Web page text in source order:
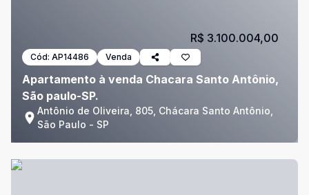
Cód: AP14486 Venda
Apartamento à venda Chacara Santo Antônio,
São paulo-SP.
Antônio de Oliveira, 805, Chácara Santo Antônio,
São Paulo - SP
R$ 3.100.004,00